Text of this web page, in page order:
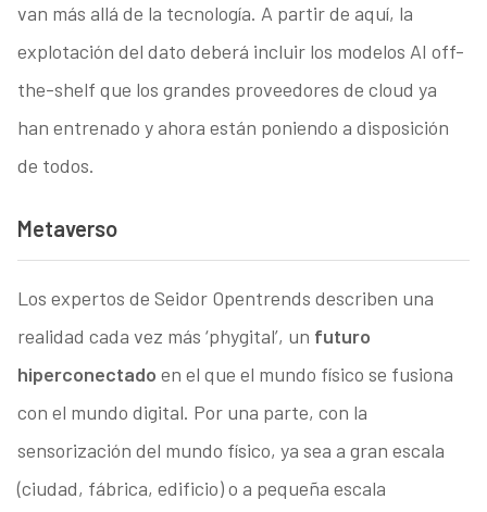
van más allá de la tecnología. A partir de aquí, la
explotación del dato deberá incluir los modelos AI off-
the-shelf que los grandes proveedores de cloud ya
han entrenado y ahora están poniendo a disposición
de todos.
Metaverso
Los expertos de Seidor Opentrends describen una
realidad cada vez más ‘phygital’, un futuro
hiperconectado en el que el mundo físico se fusiona
con el mundo digital. Por una parte, con la
sensorización del mundo físico, ya sea a gran escala
(ciudad, fábrica, edificio) o a pequeña escala